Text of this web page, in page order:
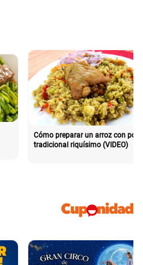
Cómo preparar un arroz con pollo
tradicional riquísimo (VIDEO)